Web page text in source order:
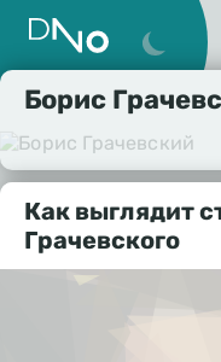
Борис
Как выглядит
Грачевского